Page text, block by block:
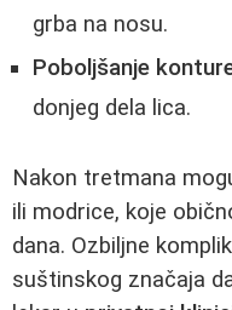
grba na nosu.
Poboljšanje
donjeg dela lica.
Nakon tretmana
ili modrice, koje
dana. Ozbiljne
suštinskog značaja